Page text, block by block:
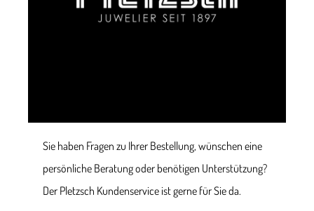
Sie haben Fragen zu Ihrer Bestellung, wünschen eine
persönliche Beratung oder benötigen Unterstützung?
Der Pletzsch Kundenservice ist gerne für Sie da.